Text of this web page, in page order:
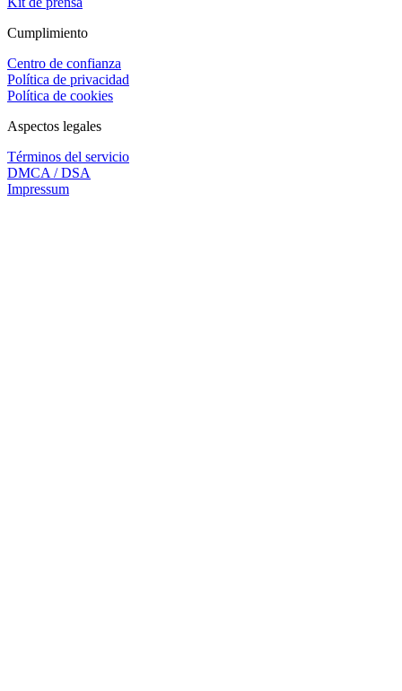
Cumplimiento
Centro de confianza
Política de privacidad
Política de cookies
Aspectos legales
Términos del servicio
DMCA / DSA
Impressum